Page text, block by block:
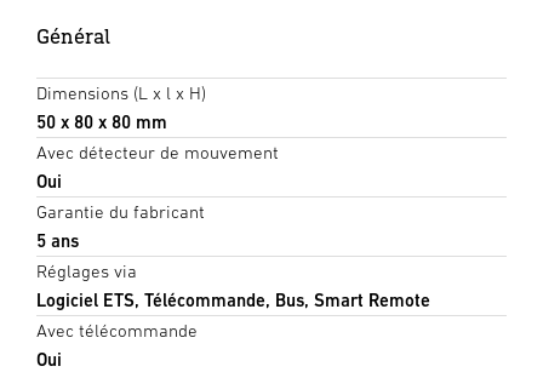
Général
Dimensions (L x l x H)
50 x 80 x 80 mm
Avec détecteur de mouvement
Oui
Garantie du fabricant
5 ans
Réglages via
Logiciel ETS, Télécommande, Bus, Smart Remote
Avec télécommande
Oui